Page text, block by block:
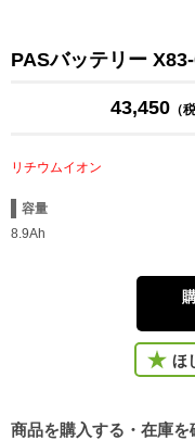
PASバッテリー
43,450 （
リチウムイオン
容量
8.9Ah
ほ
商品を購入する・在庫を